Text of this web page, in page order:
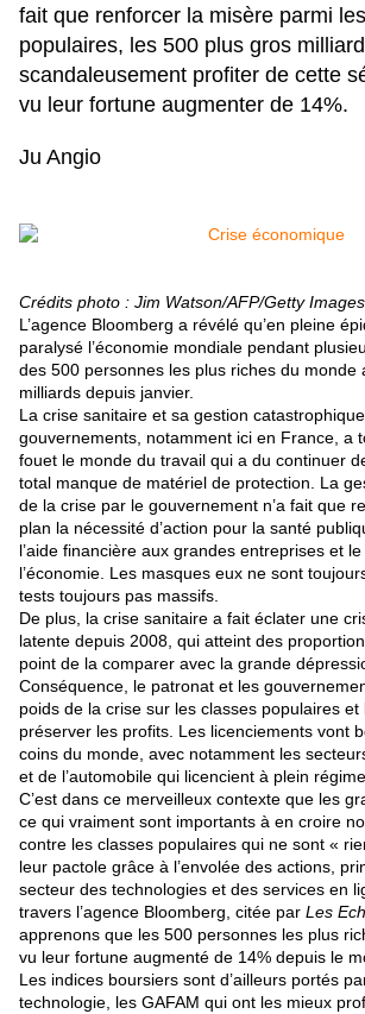
fait que renforcer la misère parmi
populaires, les 500 plus gros
scandaleusement profiter de cette
vu leur fortune augmenter de 14%.
Ju Angio
Crédits photo : Jim Watson/AFP/Getty Images
L’agence Bloomberg a révélé qu’en pleine
paralysé l’économie mondiale pendant
des 500 personnes les plus riches du monde
milliards depuis janvier.
La crise sanitaire et sa gestion
gouvernements, notamment ici en France, a
fouet le monde du travail qui a du continuer
total manque de matériel de protection. La
de la crise par le gouvernement n’a fait que
plan la nécessité d’action pour la santé
l’aide financière aux grandes entreprises et
l’économie. Les masques eux ne sont
tests toujours pas massifs.
De plus, la crise sanitaire a fait éclater une
latente depuis 2008, qui atteint des
point de la comparer avec la grande
Conséquence, le patronat et les
poids de la crise sur les classes populaires
préserver les profits. Les licenciements vont
coins du monde, avec notamment les
et de l’automobile qui licencient à plein
C’est dans ce merveilleux contexte que les
ce qui vraiment sont importants à en croire
contre les classes populaires qui ne sont «
leur pactole grâce à l’envolée des actions,
secteur des technologies et des services en
travers l’agence Bloomberg, citée par Les
apprenons que les 500 personnes les plus
vu leur fortune augmenté de 14% depuis le
Les indices boursiers sont d’ailleurs portés
technologie, les GAFAM qui ont les mieux